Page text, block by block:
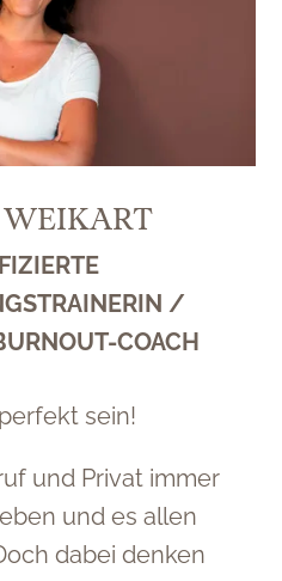
/
COACH
sein!
und Privat immer
und es allen
dabei denken